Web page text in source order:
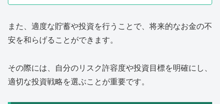
また、適度な貯蓄や投資を行うことで、将来的なお金の不
安を和らげることができます。
その際には、自分のリスク許容度や投資目標を明確にし、
適切な投資戦略を選ぶことが重要です。